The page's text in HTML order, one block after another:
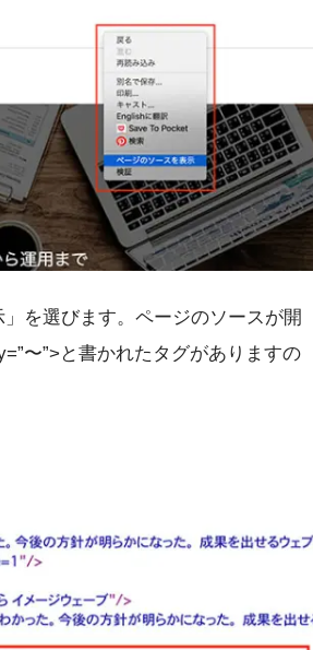
を選びます。ページのソースが開
〜”>と書かれたタグがありますの